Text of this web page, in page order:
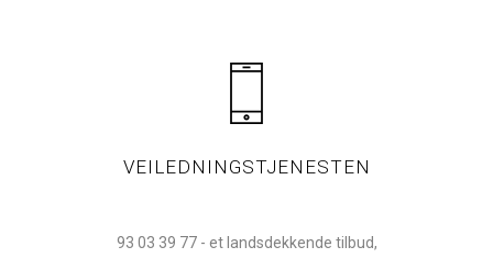
VEILEDNINGSTJENESTEN
93 03 39 77 - et landsdekkende tilbud,